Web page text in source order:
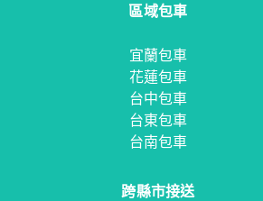
區域包車
宜蘭包車
花蓮包車
台中包車
台東包車
台南包車
跨縣市接送